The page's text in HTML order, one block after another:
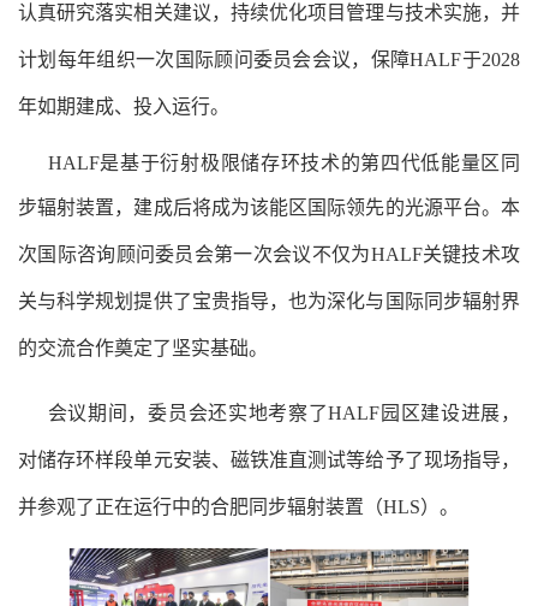
认真研究落实相关建议，持续优化项目管理与技术实施， 并
计划 每年组织一次国际顾问委员会会议，保障HALF于2028
年如期建成、 投入运行。
HALF是基于衍射极限储存环技术的第四代低能量区同
步辐射装置，建成后将成为该能区国际领先的光源平台。本
次国际咨询顾问委员会第一次会议不仅为HALF关键技术攻
关与科学规划提供了宝贵指导，也为深化与国际同步辐射界
的交流合作奠定了坚实基础。
会议期间，委员会还实地考察了HALF 园区建设进展，
对储存环样段单元安装、磁铁准直测试等给予了现场指导，
并参观了正在运行中的合肥同步辐射装置 （HLS） 。